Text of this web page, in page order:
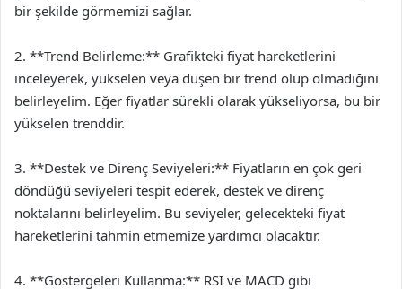
bir şekilde görmemizi sağlar.
2. **Trend Belirleme:** Grafikteki fiyat hareketlerini
inceleyerek, yükselen veya düşen bir trend olup olmadığını
belirleyelim. Eğer fiyatlar sürekli olarak yükseliyorsa, bu bir
yükselen trenddir.
3. **Destek ve Direnç Seviyeleri:** Fiyatların en çok geri
döndüğü seviyeleri tespit ederek, destek ve direnç
noktalarını belirleyelim. Bu seviyeler, gelecekteki fiyat
hareketlerini tahmin etmemize yardımcı olacaktır.
4. **Göstergeleri Kullanma:** RSI ve MACD gibi